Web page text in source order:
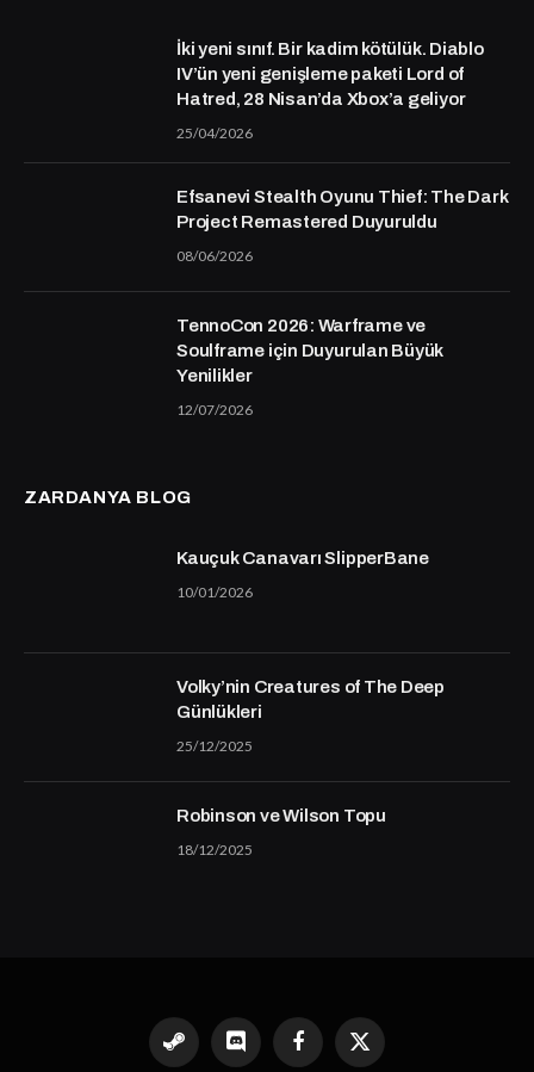
İki yeni sınıf. Bir kadim kötülük. Diablo
IV’ün yeni genişleme paketi Lord of
Hatred, 28 Nisan’da Xbox’a geliyor
25/04/2026
Efsanevi Stealth Oyunu Thief: The Dark
Project Remastered Duyuruldu
08/06/2026
TennoCon 2026: Warframe ve
Soulframe için Duyurulan Büyük
Yenilikler
12/07/2026
ZARDANYA BLOG
Kauçuk Canavarı SlipperBane
10/01/2026
Volky’nin Creatures of The Deep
Günlükleri
25/12/2025
Robinson ve Wilson Topu
18/12/2025
Steam Discord FacebookX